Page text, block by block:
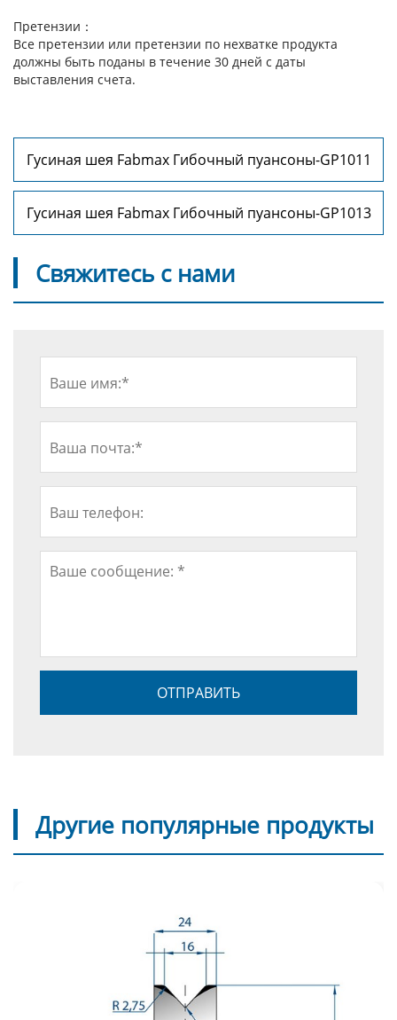
Претензии：
Все претензии или претензии по нехватке продукта
должны быть поданы в течение 30 дней с даты
выставления счета.
Гусиная шея Fabmax Гибочный пуансоны-GP1011
Гусиная шея Fabmax Гибочный пуансоны-GP1013
Свяжитесь с нами
Другие популярные продукты